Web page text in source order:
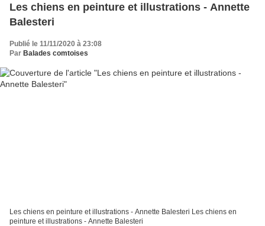
Les chiens en peinture et illustrations - Annette
Balesteri
Publié le 11/11/2020 à 23:08
Par Balades comtoises
Les chiens en peinture et illustrations - Annette Balesteri Les chiens en
peinture et illustrations - Annette Balesteri